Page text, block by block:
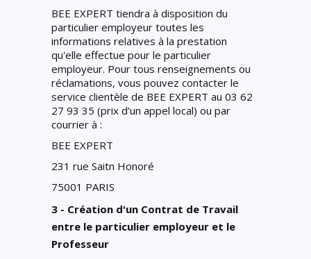
BEE EXPERT tiendra à disposition du
particulier employeur toutes les
informations relatives à la prestation
qu'elle effectue pour le particulier
employeur. Pour tous renseignements ou
réclamations, vous pouvez contacter le
service clientèle de BEE EXPERT au 03 62
27 93 35 (prix d’un appel local) ou par
courrier à :
BEE EXPERT
231 rue Saitn Honoré
75001 PARIS
3 - Création d'un Contrat de Travail
entre le particulier employeur et le
Professeur